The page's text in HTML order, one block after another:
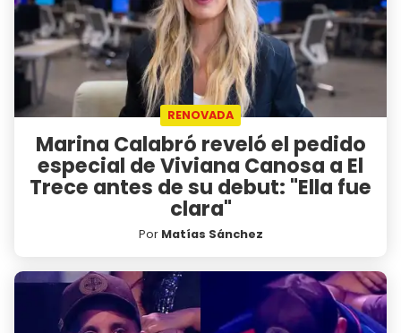
RENOVADA
Marina Calabró reveló el pedido
especial de Viviana Canosa a El
Trece antes de su debut: "Ella fue
clara"
Por Matías Sánchez